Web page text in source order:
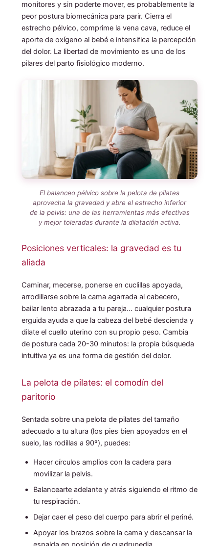
monitores y sin poderte mover, es probablemente la
peor postura biomecánica para parir. Cierra el
estrecho pélvico, comprime la vena cava, reduce el
aporte de oxígeno al bebé e intensifica la percepción
del dolor. La libertad de movimiento es uno de los
pilares del parto fisiológico moderno.
El balanceo pélvico sobre la pelota de pilates
aprovecha la gravedad y abre el estrecho inferior
de la pelvis: una de las herramientas más efectivas
y mejor toleradas durante la dilatación activa.
Posiciones verticales: la gravedad es tu
aliada
Caminar, mecerse, ponerse en cuclillas apoyada,
arrodillarse sobre la cama agarrada al cabecero,
bailar lento abrazada a tu pareja… cualquier postura
erguida ayuda a que la cabeza del bebé descienda y
dilate el cuello uterino con su propio peso. Cambia
de postura cada 20-30 minutos: la propia búsqueda
intuitiva ya es una forma de gestión del dolor.
La pelota de pilates: el comodín del
paritorio
Sentada sobre una pelota de pilates del tamaño
adecuado a tu altura (los pies bien apoyados en el
suelo, las rodillas a 90º), puedes:
Hacer círculos amplios con la cadera para
movilizar la pelvis.
Balancearte adelante y atrás siguiendo el ritmo de
tu respiración.
Dejar caer el peso del cuerpo para abrir el periné.
Apoyar los brazos sobre la cama y descansar la